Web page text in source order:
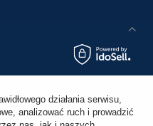
działania serwisu,
analizować ruch i prowadzić